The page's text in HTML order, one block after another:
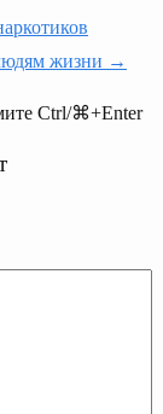
людям жизни →
Ctrl/⌘+Enter